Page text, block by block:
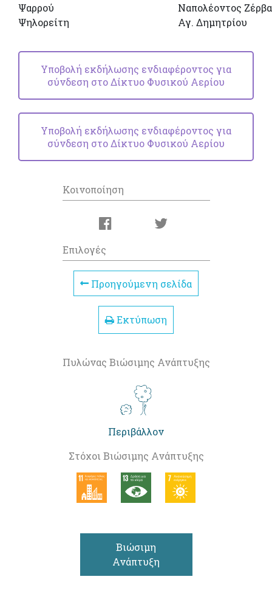
Ψαρρού
Ναπολέοντος Ζέρβα
Ψηλορείτη
Αγ. Δημητρίου
Υποβολή εκδήλωσης ενδιαφέροντος για
σύνδεση στο Δίκτυο Φυσικού Αερίου
Υποβολή εκδήλωσης ενδιαφέροντος για
σύνδεση στο Δίκτυο Φυσικού Αερίου
Κοινοποίηση
Επιλογές
Προηγούμενη σελίδα
Εκτύπωση
Πυλώνας Βιώσιμης Ανάπτυξης
Περιβάλλον
Στόχοι Βιώσιμης Ανάπτυξης
Βιώσιμη
Ανάπτυξη